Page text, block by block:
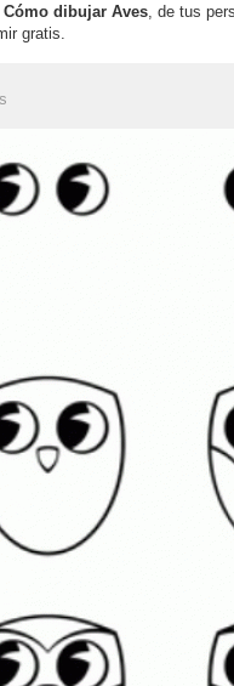
dibujar Aves, de tus
gratis.